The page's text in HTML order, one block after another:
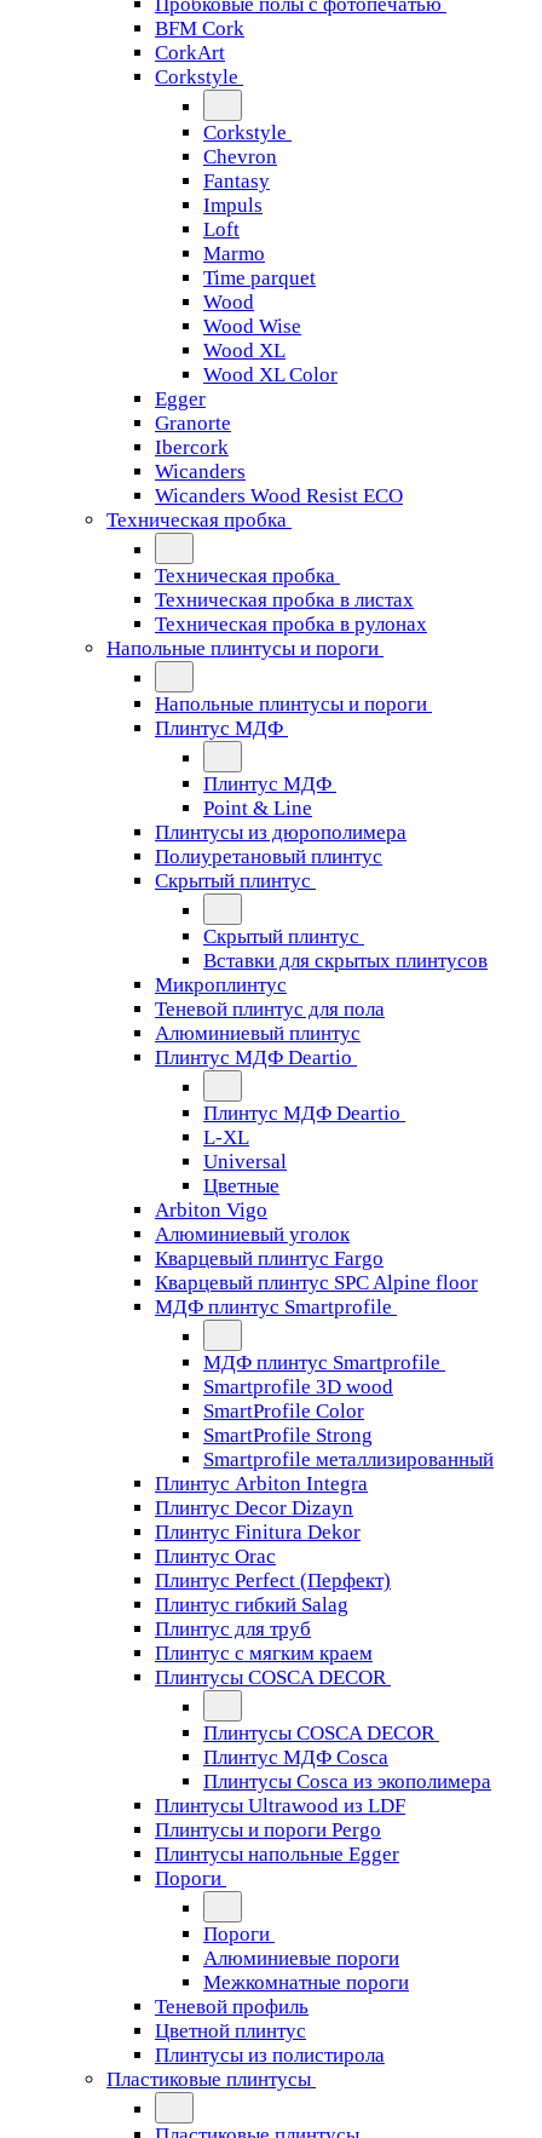
BFM Cork
CorkArt
Corkstyle
Corkstyle
Chevron
Fantasy
Impuls
Loft
Marmo
Time parquet
Wood
Wood Wise
Wood XL
Wood XL Color
Egger
Granorte
Ibercork
Wicanders
Wicanders Wood Resist ECO
Техническая пробка
Техническая пробка
Техническая пробка в листах
Техническая пробка в рулонах
Напольные плинтусы и пороги
Напольные плинтусы и пороги
Плинтус МДФ
Плинтус МДФ
Point & Line
Плинтусы из дюрополимера
Полиуретановый плинтус
Скрытый плинтус
Скрытый плинтус
Вставки для скрытых плинтусов
Микроплинтус
Теневой плинтус для пола
Алюминиевый плинтус
Плинтус МДФ Deartio
Плинтус МДФ Deartio
L-XL
Universal
Цветные
Arbiton Vigo
Алюминиевый уголок
Кварцевый плинтус Fargo
Кварцевый плинтус SPC Alpine floor
МДФ плинтус Smartprofile
МДФ плинтус Smartprofile
Smartprofile 3D wood
SmartProfile Color
SmartProfile Strong
Smartprofile металлизированный
Плинтус Arbiton Integra
Плинтус Decor Dizayn
Плинтус Finitura Dekor
Плинтус Orac
Плинтус Perfect (Перфект)
Плинтус гибкий Salag
Плинтус для труб
Плинтус с мягким краем
Плинтусы COSCA DECOR
Плинтусы COSCA DECOR
Плинтус МДФ Cosca
Плинтусы Cosca из экополимера
Плинтусы Ultrawood из LDF
Плинтусы и пороги Pergo
Плинтусы напольные Egger
Пороги
Пороги
Алюминиевые пороги
Межкомнатные пороги
Теневой профиль
Цветной плинтус
Плинтусы из полистирола
Пластиковые плинтусы